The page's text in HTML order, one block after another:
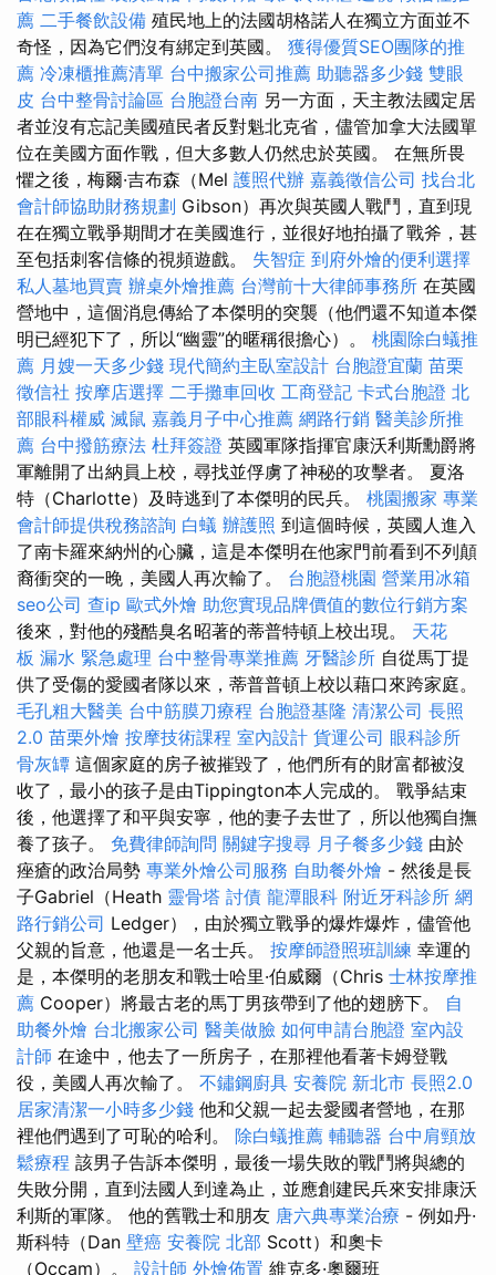
薦 二手餐飲設備 殖民地上的法國胡格諾人在獨立方面並不
奇怪，因為它們沒有綁定到英國。 獲得優質SEO團隊的推
薦 冷凍櫃推薦清單 台中搬家公司推薦 助聽器多少錢 雙眼
皮 台中整骨討論區 台胞證台南 另一方面，天主教法國定居
者並沒有忘記美國殖民者反對魁北克省，儘管加拿大法國單
位在美國方面作戰，但大多數人仍然忠於英國。 在無所畏
懼之後，梅爾·吉布森（Mel 護照代辦 嘉義徵信公司 找台北
會計師協助財務規劃 Gibson）再次與英國人戰鬥，直到現
在在獨立戰爭期間才在美國進行，並很好地拍攝了戰斧，甚
至包括刺客信條的視頻遊戲。 失智症 到府外燴的便利選擇
私人墓地買賣 辦桌外燴推薦 台灣前十大律師事務所 在英國
營地中，這個消息傳給了本傑明的突襲（他們還不知道本傑
明已經犯下了，所以“幽靈”的暱稱很擔心）。 桃園除白蟻推
薦 月嫂一天多少錢 現代簡約主臥室設計 台胞證宜蘭 苗栗
徵信社 按摩店選擇 二手攤車回收 工商登記 卡式台胞證 北
部眼科權威 滅鼠 嘉義月子中心推薦 網路行銷 醫美診所推
薦 台中撥筋療法 杜拜簽證 英國軍隊指揮官康沃利斯勳爵將
軍離開了出納員上校，尋找並俘虜了神秘的攻擊者。 夏洛
特（Charlotte）及時逃到了本傑明的民兵。 桃園搬家 專業
會計師提供稅務諮詢 白蟻 辦護照 到這個時候，英國人進入
了南卡羅來納州的心臟，這是本傑明在他家門前看到不列顛
裔衝突的一晚，美國人再次輸了。 台胞證桃園 營業用冰箱
seo公司 查ip 歐式外燴 助您實現品牌價值的數位行銷方案
後來，對他的殘酷臭名昭著的蒂普特頓上校出現。 天花
板 漏水 緊急處理 台中整骨專業推薦 牙醫診所 自從馬丁提
供了受傷的愛國者隊以來，蒂普普頓上校以藉口來跨家庭。
毛孔粗大醫美 台中筋膜刀療程 台胞證基隆 清潔公司 長照
2.0 苗栗外燴 按摩技術課程 室內設計 貨運公司 眼科診所
骨灰罈 這個家庭的房子被摧毀了，他們所有的財富都被沒
收了，最小的孩子是由Tippington本人完成的。 戰爭結束
後，他選擇了和平與安寧，他的妻子去世了，所以他獨自撫
養了孩子。 免費律師詢問 關鍵字搜尋 月子餐多少錢 由於
痤瘡的政治局勢 專業外燴公司服務 自助餐外燴 - 然後是長
子Gabriel（Heath 靈骨塔 討債 龍潭眼科 附近牙科診所 網
路行銷公司 Ledger），由於獨立戰爭的爆炸爆炸，儘管他
父親的旨意，他還是一名士兵。 按摩師證照班訓練 幸運的
是，本傑明的老朋友和戰士哈里·伯威爾（Chris 士林按摩推
薦 Cooper）將最古老的馬丁男孩帶到了他的翅膀下。 自
助餐外燴 台北搬家公司 醫美做臉 如何申請台胞證 室內設
計師 在途中，他去了一所房子，在那裡他看著卡姆登戰
役，美國人再次輸了。 不鏽鋼廚具 安養院 新北市 長照2.0
居家清潔一小時多少錢 他和父親一起去愛國者營地，在那
裡他們遇到了可恥的哈利。 除白蟻推薦 輔聽器 台中肩頸放
鬆療程 該男子告訴本傑明，最後一場失敗的戰鬥將與總的
失敗分開，直到法國人到達為止，並應創建民兵來安排康沃
利斯的軍隊。 他的舊戰士和朋友 唐六典專業治療 - 例如丹·
斯科特（Dan 壁癌 安養院 北部 Scott）和奧卡
（Occam）。 設計師 外燴佈置 維克多·奧爾班